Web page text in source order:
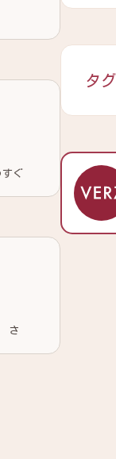
タグ